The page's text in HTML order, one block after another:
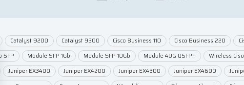
Catalyst 9200 Catalyst 9300 Cisco Business 110 Cisco Business 220
SFP Module SFP 1Gb Module SFP 10Gb Module 40G QSFP+ Wireless
Juniper EX3400 Juniper EX4200 Juniper EX4300 Juniper EX4600